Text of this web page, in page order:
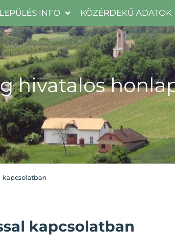
INFO KÖZÉRDEKŰ ADATOK
hivatalos
kapcsolatban
kapcsolatban